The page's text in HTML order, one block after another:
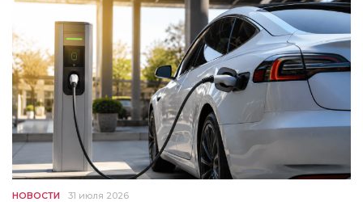
НОВОСТИ 31 июля 2026